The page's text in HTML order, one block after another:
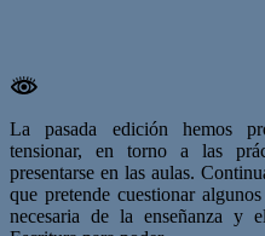
La pasada edición hemos
tensionar, en torno a las
presentarse en las aulas.
que pretende cuestionar
necesaria de la enseñanza y